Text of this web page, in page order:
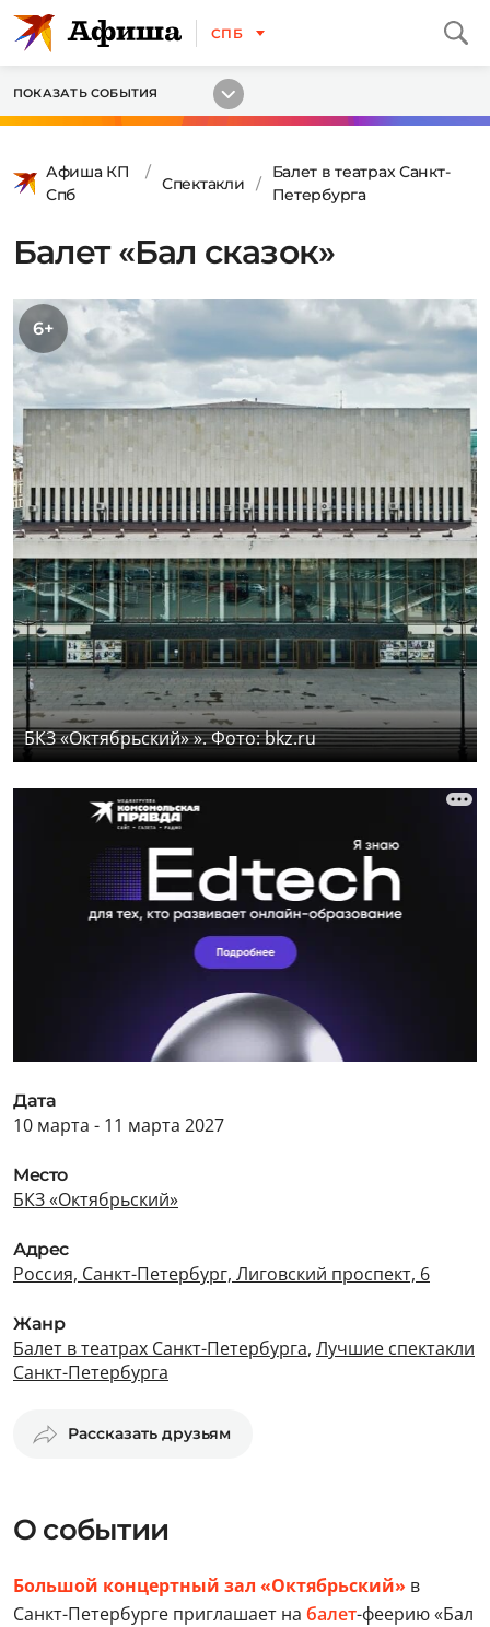
СПБ
ПОКАЗАТЬ СОБЫТИЯ
Афиша КП
Спб
Спектакли
Балет в театрах Санкт-
Петербурга
Балет «Бал сказок»
6+
БКЗ «Октябрьский» ». Фото: bkz.ru
Дата
10 марта - 11 марта 2027
Место
БКЗ «Октябрьский»
Адрес
Россия, Санкт-Петербург, Лиговский проспект, 6
Жанр
Балет в театрах Санкт-Петербурга, Лучшие спектакли
Санкт-Петербурга
Рассказать друзьям
О событии
Большой концертный зал «Октябрьский» в
Санкт-Петербурге приглашает на балет-феерию «Бал